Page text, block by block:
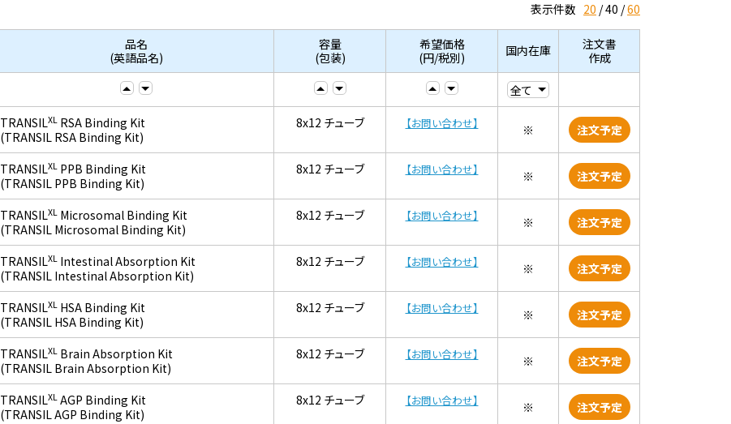
表示件数 20 40 60
品名
(英語品名)
容量
(包装)
希望価格
(円/税別)
国内在庫
注文書
作成
TRANSILXL RSA Binding Kit
(TRANSIL RSA Binding Kit)
8x12 チューブ 【お問い合わせ】 ※ 注文予定
TRANSILXL PPB Binding Kit
(TRANSIL PPB Binding Kit)
8x12 チューブ 【お問い合わせ】 ※ 注文予定
TRANSILXL Microsomal Binding Kit
(TRANSIL Microsomal Binding Kit)
8x12 チューブ 【お問い合わせ】 ※ 注文予定
TRANSILXL Intestinal Absorption Kit
(TRANSIL Intestinal Absorption Kit)
8x12 チューブ 【お問い合わせ】 ※ 注文予定
TRANSILXL HSA Binding Kit
(TRANSIL HSA Binding Kit)
8x12 チューブ 【お問い合わせ】 ※ 注文予定
TRANSILXL Brain Absorption Kit
(TRANSIL Brain Absorption Kit)
8x12 チューブ 【お問い合わせ】 ※ 注文予定
TRANSILXL AGP Binding Kit
(TRANSIL AGP Binding Kit)
8x12 チューブ 【お問い合わせ】 ※ 注文予定